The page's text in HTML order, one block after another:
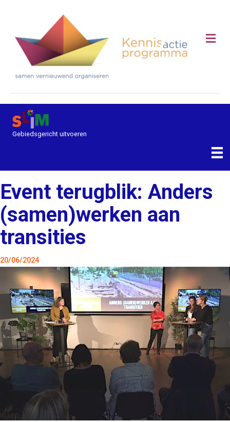
Gebiedsgericht uitvoeren
Event terugblik: Anders
(samen)werken aan
transities
20/06/2024